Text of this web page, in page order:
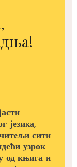
језика,
сити
узрок
од књига и